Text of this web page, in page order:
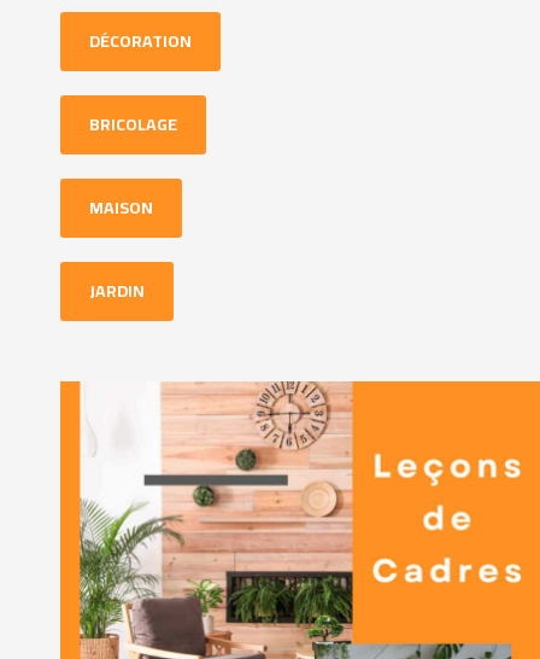
DÉCORATION
BRICOLAGE
MAISON
JARDIN